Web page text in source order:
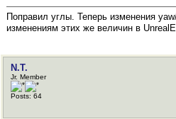
Поправил углы. Теперь изменения
изменениям этих же величин в
N.T.
Jr. Member
Posts: 64